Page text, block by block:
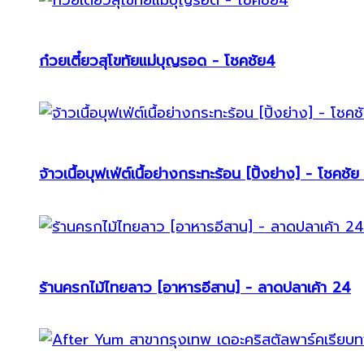
ก๋วยเตี๋ยวสุโขทัยแม่บุญรอด - โชคชัย4
จ้าวเนื้อบุฟเฟ่ต์เนื้อย่างกระทะร้อน [ปิ้งย่าง] - โชคชั
ร้านครกไม้ไทยลาว [อาหารอีสาน] - ลาดปลาเค้า 24